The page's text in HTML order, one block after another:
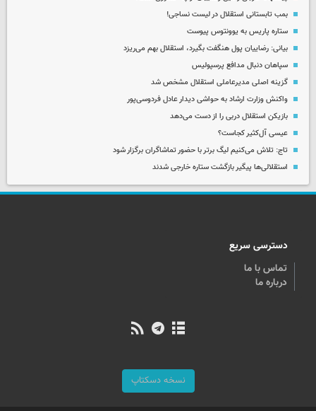
بمب تابستانی استقلال در لیست نساجی!
ستاره پاریس به یوونتوس پیوست
بیانی: رضاییان پول هنگفت بگیرد، استقلال بهم می‌ریزد
سپاهان دنبال مدافع پرسپولیس
گزینه اصلی مدیرعاملی استقلال مشخص شد
واکنش وزارت ارشاد به حواشی دیدار عادل فردوسی‌پور
بازیکن استقلال دربی را از دست می‌دهد
عیسی آل‌کثیر کجاست؟
تاج: تلاش می‌کنیم لیگ برتر با حضور تماشاگران برگزار شود
استقلالی‌ها پیگیر بازگشت ستاره خارجی شدند
دسترسی سریع
تماس با ما
درباره ما
نسخه دسکتاپ